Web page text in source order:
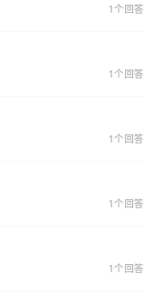
1个回答
1个回答
1个回答
1个回答
1个回答